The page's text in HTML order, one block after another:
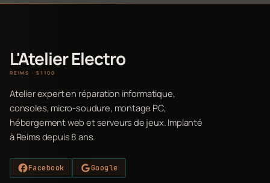
L'Atelier Electro
REIMS · 51100
Atelier expert en réparation informatique,
consoles, micro-soudure, montage PC,
hébergement web et serveurs de jeux. Implanté
à Reims depuis 8 ans.
Facebook Google